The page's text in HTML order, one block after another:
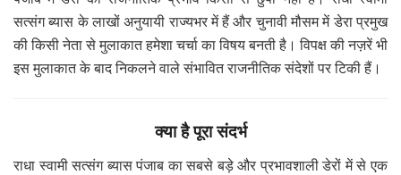
सत्संग ब्यास के लाखों अनुयायी राज्यभर में हैं और चुनावी मौसम में डेरा प्रमुख
की किसी नेता से मुलाकात हमेशा चर्चा का विषय बनती है। विपक्ष की नज़रें भी
इस मुलाकात के बाद निकलने वाले संभावित राजनीतिक संदेशों पर टिकी हैं।
क्या है पूरा संदर्भ
राधा स्वामी सत्संग ब्यास पंजाब का सबसे बड़े और प्रभावशाली डेरों में से एक